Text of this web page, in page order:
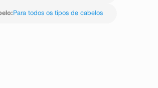
: Para todos os tipos de cabelos